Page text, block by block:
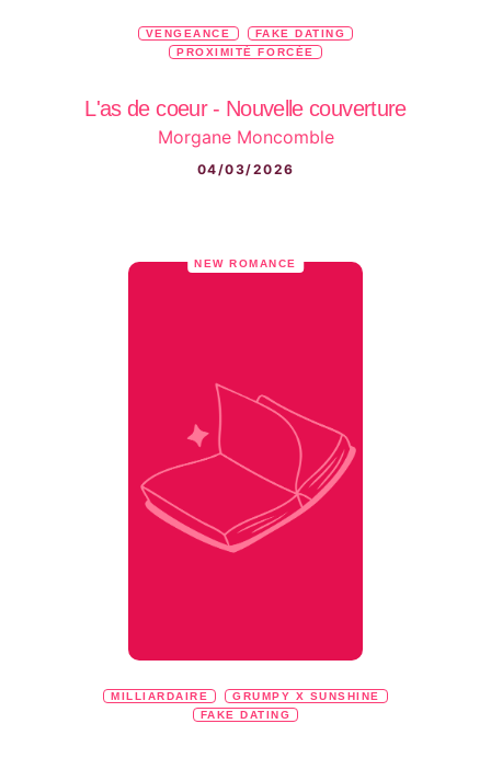
VENGEANCE
FAKE DATING
PROXIMITÉ FORCÉE
L'as de coeur - Nouvelle couverture
Morgane Moncomble
04/03/2026
NEW ROMANCE
MILLIARDAIRE
GRUMPY X SUNSHINE
FAKE DATING